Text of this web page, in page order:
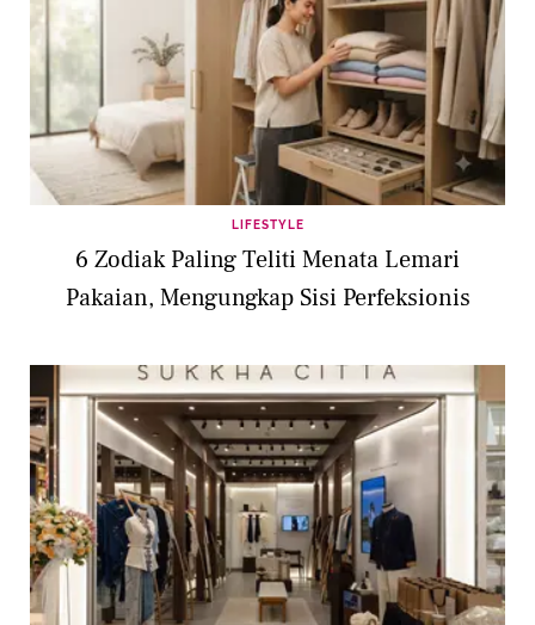
LIFESTYLE
6 Zodiak Paling Teliti Menata Lemari
Pakaian, Mengungkap Sisi Perfeksionis